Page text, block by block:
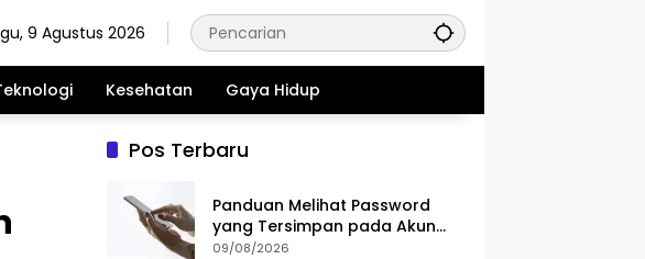
9 Agustus 2026
Kesehatan Gaya Hidup
Pos Terbaru
Panduan Melihat Password
yang Tersimpan pada Akun
Google
09/08/2026